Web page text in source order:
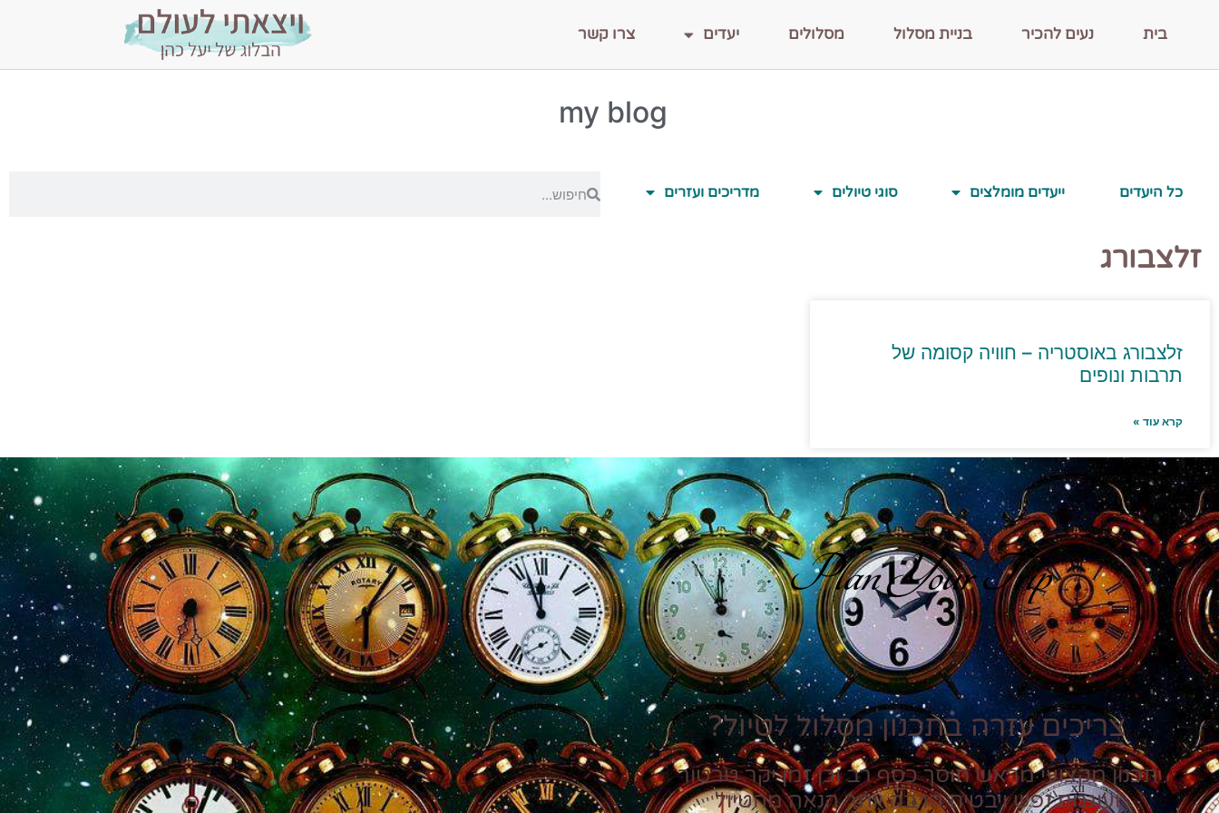
בית נעים להכיר בניית מסלול מסלולים יעדים צרו קשר
my blog
כל היעדים ייעדים מומלצים סוגי טיולים מדריכים ועזרים
זלצבורג
זלצבורג באוסטריה – חוויה קסומה של
תרבות ונופים
קרא עוד »
Plan Your Trip
צריכים עזרה בתכנון מסלול לטיול?
תכנון מקצועי מראש חוסך כסף רב וכן זמן יקר טרטור
ועוגמת נפש ויבטיח הרבה יותר הנאה מהטיול